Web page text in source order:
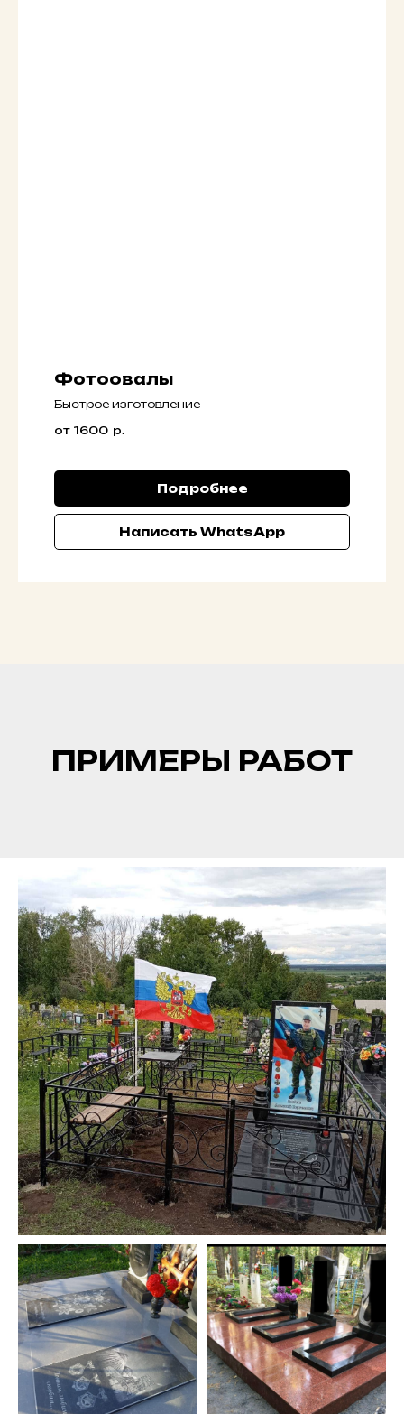
Фотоовалы
Быстрое изготовление
от 1600 р.
Подробнее
Написать WhatsApp
ПРИМЕРЫ РАБОТ